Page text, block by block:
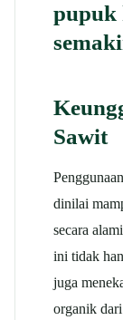
pupuk
Sawit
dinilai
secara
ini tidak
juga
organik